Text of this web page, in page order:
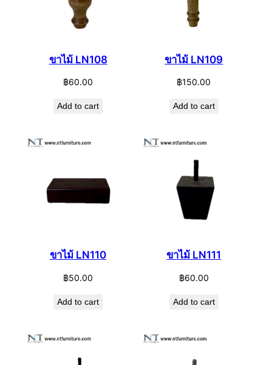
ขาไม้ LN108
฿60.00
Add to cart
ขาไม้ LN109
฿150.00
Add to cart
ขาไม้ LN110
฿50.00
Add to cart
ขาไม้ LN111
฿60.00
Add to cart